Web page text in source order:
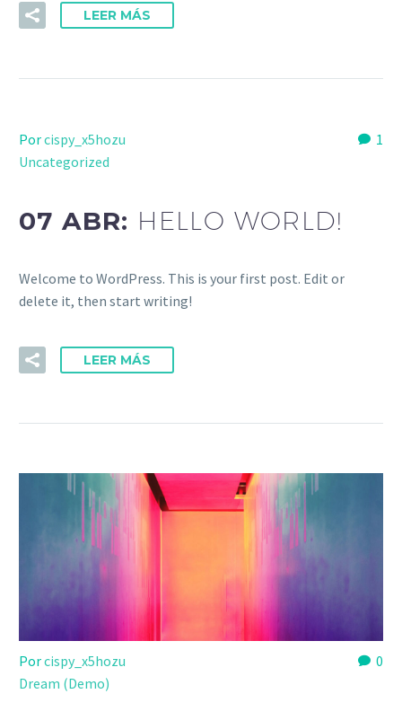
LEER MÁS
1
Porcispy_x5hozu
Uncategorized
07 ABR: HELLO WORLD!
Welcome to WordPress. This is your first post. Edit or
delete it, then start writing!
LEER MÁS
0
Porcispy_x5hozu
Dream (Demo)